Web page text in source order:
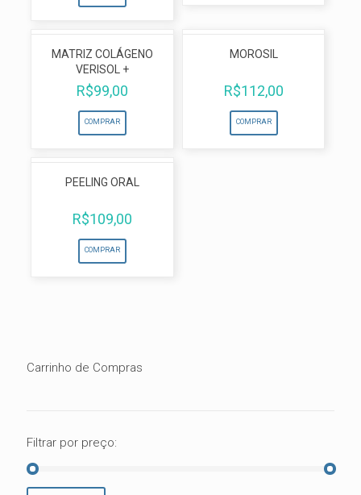
era:
MATRIZ COLÁGENO
VERISOL +
R$99,00
COMPRAR
MOROSIL
R$112,00
COMPRAR
PEELING ORAL
R$109,00
COMPRAR
Carrinho de Compras
Filtrar por preço: